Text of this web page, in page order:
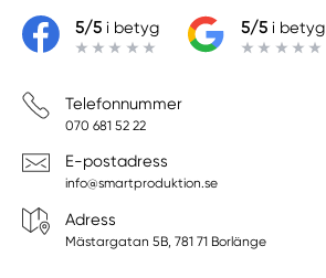
5/5i betyg 5/5i betyg
Telefonnummer
070 681 52 22
E-postadress
info@smartproduktion.se
Adress
Mästargatan 5B, 781 71 Borlänge